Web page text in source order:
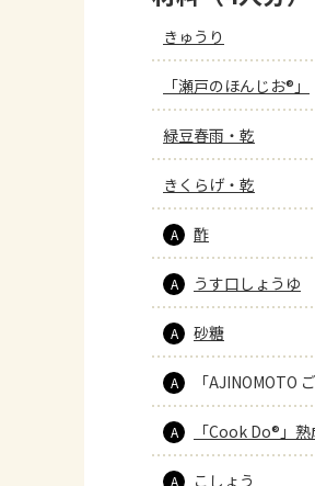
きゅうり
「瀬戸のほんじお®」
緑豆春雨・乾
きくらげ・乾
A 酢
A うす口しょうゆ
A 砂糖
A 「AJINOMOTO
A 「Cook Do®」
A こしょう